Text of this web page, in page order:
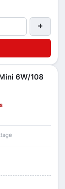
+
6W/108